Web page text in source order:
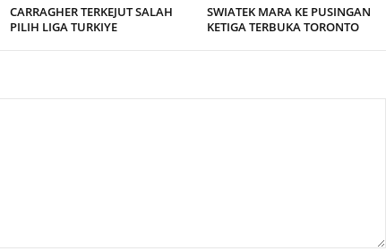
CARRAGHER TERKEJUT SALAH
PILIH LIGA TURKIYE
SWIATEK MARA KE PUSINGAN
KETIGA TERBUKA TORONTO